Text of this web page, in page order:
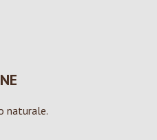
naturale.